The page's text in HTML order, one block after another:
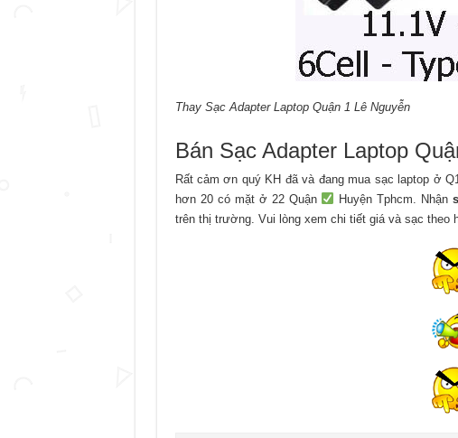
Thay Sạc Adapter Laptop Quận 1 Lê Nguyễn
Bán Sạc Adapter Laptop
Rất cảm ơn quý KH đã và đang mua sạc laptop ở
hơn 20 có mặt ở 22 Quận
Huyện Tphcm. Nhận
trên thị trường. Vui lòng xem chi tiết giá và sạc theo